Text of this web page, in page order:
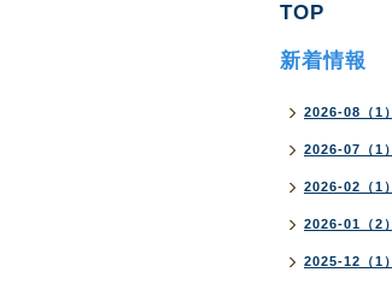
TOP
新着情報
2026-08（1）
2026-07（1）
2026-02（1）
2026-01（2）
2025-12（1）